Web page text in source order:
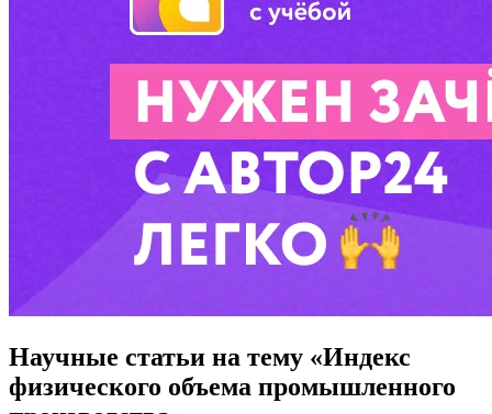
Научные статьи на тему «Индекс
физического объема промышленного